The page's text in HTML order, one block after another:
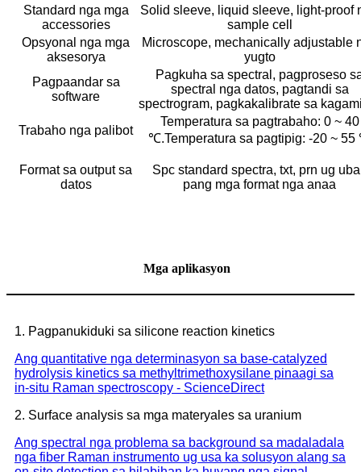
Standard nga mga
accessories
Solid sleeve, liquid sleeve, light-proof
sample cell
Opsyonal nga mga
aksesorya
Microscope, mechanically adjustable
yugto
Pagpaandar sa
software
Pagkuha sa spectral, pagproseso
spectral nga datos, pagtandi sa
spectrogram, pagkakalibrate sa
Trabaho nga palibot
Temperatura sa pagtrabaho: 0 ~ 40
℃.Temperatura sa pagtipig: -20 ~
Format sa output sa
datos
Spc standard spectra, txt, prn ug
pang mga format nga anaa
Mga aplikasyon
1. Pagpanukiduki sa silicone reaction kinetics
Ang quantitative nga determinasyon sa base-catalyzed
hydrolysis kinetics sa methyltrimethoxysilane pinaagi sa
in-situ Raman spectroscopy - ScienceDirect
2. Surface analysis sa mga materyales sa uranium
Ang spectral nga problema sa background sa madaladala
nga fiber Raman instrumento ug usa ka solusyon alang sa